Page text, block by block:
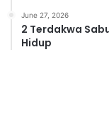
June 27, 2026
2 Terdakwa
Hidup